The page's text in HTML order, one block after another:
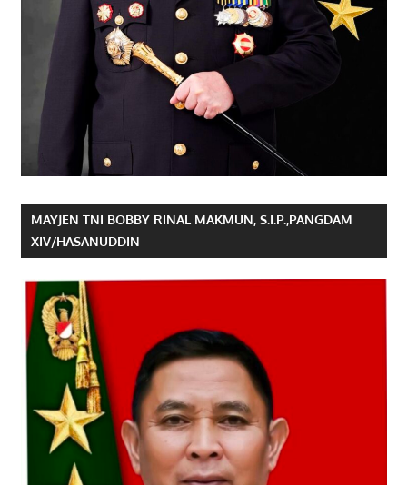
MAYJEN TNI BOBBY RINAL MAKMUN, S.I.P.,PANGDAM
XIV/HASANUDDIN